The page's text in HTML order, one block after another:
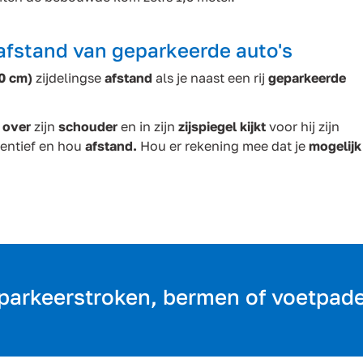
van geparkeerde auto's
cm) zijdelingse afstand als je naast een rij geparkeerde
over zijn schouder en in zijn zijspiegel kijkt voor hij zijn
en hou afstand. Hou er rekening mee dat je mogelijk
bermen of